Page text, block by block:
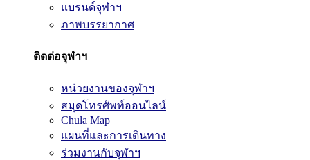
แบรนด์จุฬาฯ
ภาพบรรยากาศ
ติดต่อจุฬาฯ
หน่วยงานของจุฬาฯ
สมุดโทรศัพท์ออนไลน์
Chula Map
แผนที่และการเดินทาง
ร่วมงานกับจุฬาฯ